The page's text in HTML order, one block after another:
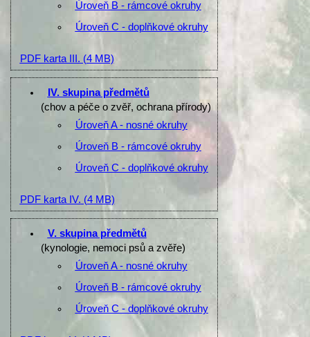
Úroveň B - rámcové okruhy
Úroveň C - doplňkové okruhy
PDF karta III. (4 MB)
IV. skupina předmětů
(chov a péče o zvěř, ochrana přírody)
Úroveň A - nosné okruhy
Úroveň B - rámcové okruhy
Úroveň C - doplňkové okruhy
PDF karta IV. (4 MB)
V. skupina předmětů
(kynologie, nemoci psů a zvěře)
Úroveň A - nosné okruhy
Úroveň B - rámcové okruhy
Úroveň C - doplňkové okruhy